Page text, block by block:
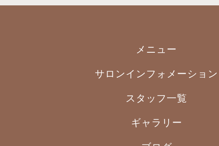
メニュー
サロンインフォメーション
スタッフ一覧
ギャラリー